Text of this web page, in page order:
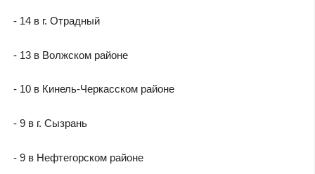
- 14 в г. Отрадный
- 13 в Волжском районе
- 10 в Кинель-Черкасском районе
- 9 в г. Сызрань
- 9 в Нефтегорском районе